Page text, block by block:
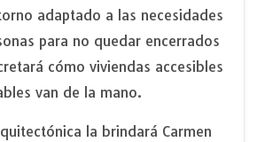
adaptado a las necesidades
para no quedar encerrados
cómo viviendas accesibles
van de la mano.
la brindará Carmen